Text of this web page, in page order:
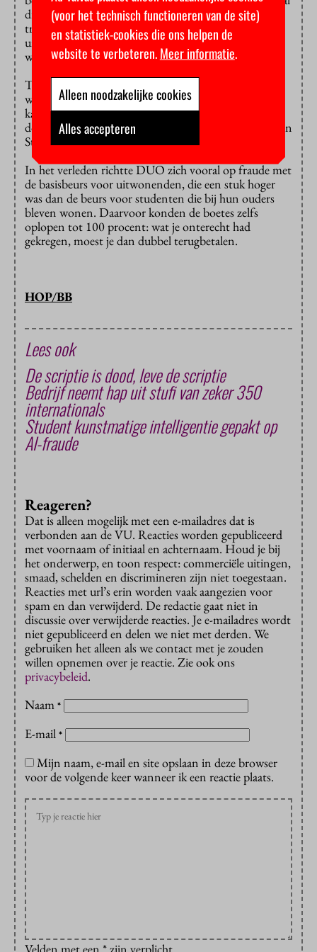
die schulden weer kunt terugvorderen. Ik zou
trouwens liever zien dat DUO haar eigen
uitvoeringspraktijk verbetert dan dat ze achter
wanbetalers aangaat.”
Tot 9 oktober kunnen mensen en organisaties op het
wetsvoorstel reageren. Als de kritiek volgens het
kabinet hout snijdt, worden er aanpassingen
doorgevoerd voordat het wetsvoorstel aan de Raad van
State en de Tweede Kamer wordt voorgelegd.
In het verleden richtte DUO zich vooral op fraude met
de basisbeurs voor uitwonenden, die een stuk hoger
was dan de beurs voor studenten die bij hun ouders
bleven wonen. Daarvoor konden de boetes zelfs
oplopen tot 100 procent: wat je onterecht had
gekregen, moest je dan dubbel terugbetalen.
HOP/BB
Lees ook
De scriptie is dood, leve de scriptie
Bedrijf neemt hap uit stufi van zeker 350
internationals
Student kunstmatige intelligentie gepakt op
AI-fraude
Reageren?
Dat is alleen mogelijk met een e-mailadres dat is
verbonden aan de VU. Reacties worden gepubliceerd
met voornaam of initiaal en achternaam. Houd je bij
het onderwerp, en toon respect: commerciële uitingen,
smaad, schelden en discrimineren zijn niet toegestaan.
Reacties met url’s erin worden vaak aangezien voor
spam en dan verwijderd. De redactie gaat niet in
discussie over verwijderde reacties. Je e-mailadres wordt
niet gepubliceerd en delen we niet met derden. We
gebruiken het alleen als we contact met je zouden
willen opnemen over je reactie. Zie ook ons
privacybeleid.
Naam *
E-mail *
Mijn naam, e-mail en site opslaan in deze browser
voor de volgende keer wanneer ik een reactie plaats.
(voor het technisch functioneren van de site)
en statistiek-cookies die ons helpen de
website te verbeteren.Meer informatie.
Alleen noodzakelijke cookies
Alles accepteren